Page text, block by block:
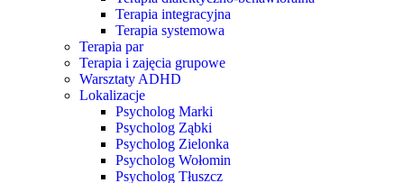
Terapia integracyjna
Terapia systemowa
Terapia par
Terapia i zajęcia grupowe
Warsztaty ADHD
Lokalizacje
Psycholog Marki
Psycholog Ząbki
Psycholog Zielonka
Psycholog Wołomin
Psycholog Tłuszcz